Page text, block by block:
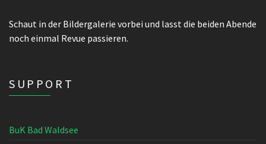
Schaut in der Bildergalerie vorbei und lasst die beiden Abende
noch einmal Revue passieren.
SUPPORT
BuK Bad Waldsee